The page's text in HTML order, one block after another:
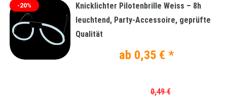
-20%
Knicklichter Pilotenbrille Weiss – 8h
leuchtend, Party-Accessoire, geprüfte
Qualität
0,49 €
ab 0,35 € *